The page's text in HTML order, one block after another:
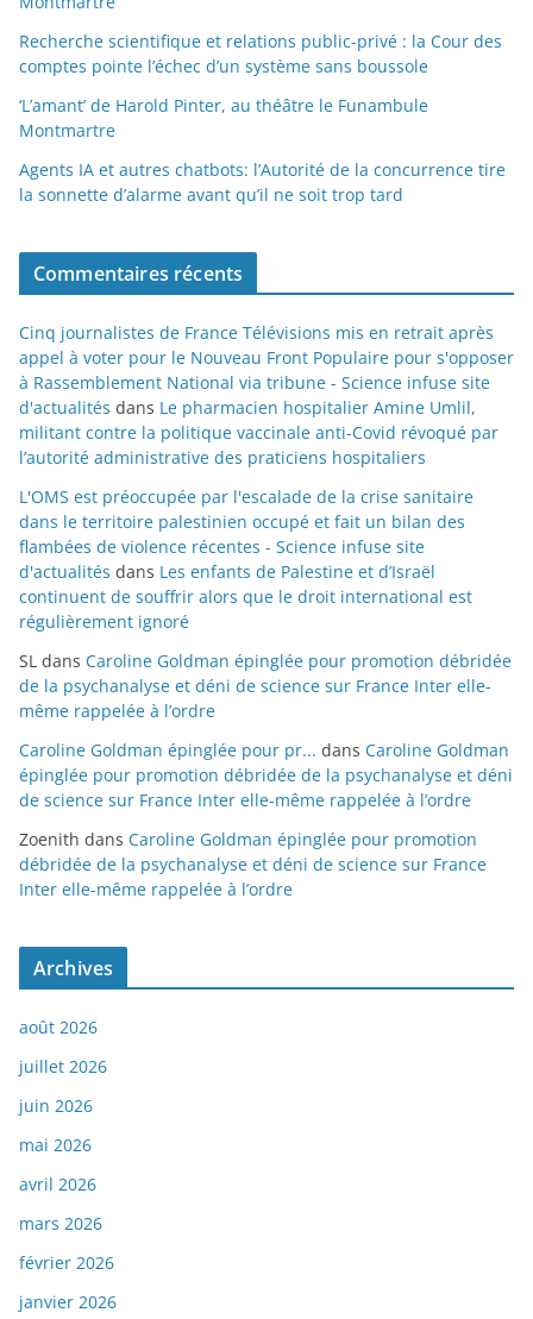
Recherche scientifique et relations public-privé : la Cour des
comptes pointe l’échec d’un système sans boussole
‘L’amant’ de Harold Pinter, au théâtre le Funambule
Montmartre
Agents IA et autres chatbots: l’Autorité de la concurrence tire
la sonnette d’alarme avant qu’il ne soit trop tard
Commentaires récents
Cinq journalistes de France Télévisions mis en retrait après
appel à voter pour le Nouveau Front Populaire pour s'opposer
à Rassemblement National via tribune - Science infuse site
d'actualités dans Le pharmacien hospitalier Amine Umlil,
militant contre la politique vaccinale anti-Covid révoqué par
l’autorité administrative des praticiens hospitaliers
L'OMS est préoccupée par l'escalade de la crise sanitaire
dans le territoire palestinien occupé et fait un bilan des
flambées de violence récentes - Science infuse site
d'actualités dans Les enfants de Palestine et d’Israël
continuent de souffrir alors que le droit international est
régulièrement ignoré
SL dans Caroline Goldman épinglée pour promotion débridée
de la psychanalyse et déni de science sur France Inter elle-
même rappelée à l’ordre
Caroline Goldman épinglée pour pr... dans Caroline Goldman
épinglée pour promotion débridée de la psychanalyse et déni
de science sur France Inter elle-même rappelée à l’ordre
Zoenith dans Caroline Goldman épinglée pour promotion
débridée de la psychanalyse et déni de science sur France
Inter elle-même rappelée à l’ordre
Archives
août 2026
juillet 2026
juin 2026
mai 2026
avril 2026
mars 2026
février 2026
janvier 2026